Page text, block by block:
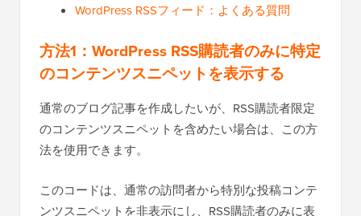
WordPress RSSフィード：よくある質問
方法1：WordPress RSS購読者のみに特定
のコンテンツスニペットを表示する
通常のブログ記事を作成したいが、RSS購読者限定
のコンテンツスニペットを含めたい場合は、この方
法を使用できます。
このコードは、通常の訪問者から特別な投稿コンテ
ンツスニペットを非表示にし、RSS購読者のみに表